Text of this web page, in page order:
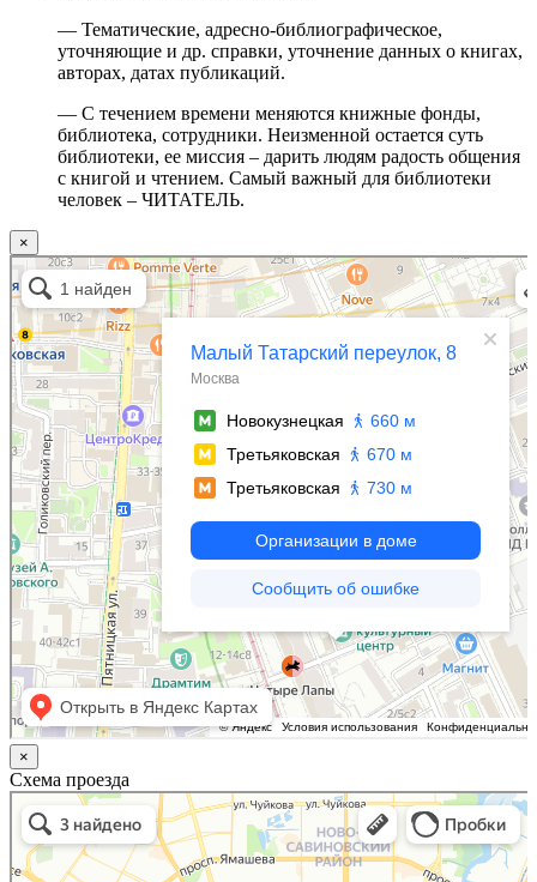
— Тематические, адресно-библиографическое,
уточняющие и др. справки, уточнение данных о книгах,
авторах, датах публикаций.
— С течением времени меняются книжные фонды,
библиотека, сотрудники. Неизменной остается суть
библиотеки, ее миссия – дарить людям радость общения
с книгой и чтением. Самый важный для библиотеки
человек – ЧИТАТЕЛЬ.
×
Москва
Малый Татарский переулок, 8 на карте Москвы, ближайшее метро Новокузнецкая —
Яндекс.Карты
×
Схема проезда
Казань
Малый Татарский переулок, 8 на карте Москвы, ближайшее метро Новокузнецкая —
Яндекс.Карты